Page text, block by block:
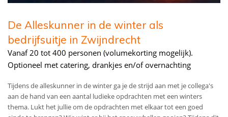
De Alleskunner in de winter als
bedrijfsuitje in Zwijndrecht
Vanaf 20 tot 400 personen (volumekorting mogelijk).
Optioneel met catering, drankjes en/of overnachting
Tijdens de alleskunner in de winter ga je de strijd aan met je collega's
aan de hand van een aantal ludieke opdrachten met een winters
thema. Lukt het jullie om de opdrachten met elkaar tot een goed